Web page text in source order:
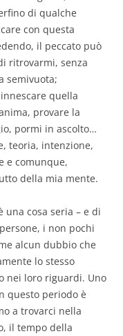
di qualche
con questa
il peccato può
ritrovarmi, senza
semivuota;
quella
provare la
pormi in ascolto…
teoria, intenzione,
e comunque,
della mia mente.
una cosa seria – e di
i non pochi
alcun dubbio che
lo stesso
nei loro riguardi. Uno
questo periodo è
a trovarci nella
il tempo della